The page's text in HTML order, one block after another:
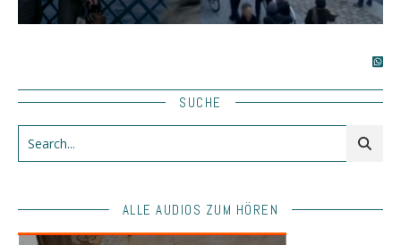
SUCHE
ALLE AUDIOS ZUM HÖREN